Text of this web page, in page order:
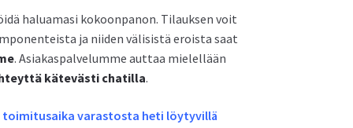
haluamasi kokoonpanon. Tilauksen voit
ja niiden välisistä eroista saat
. Asiakaspalvelumme auttaa mielellään
kätevästi chatilla.
varastosta heti löytyvillä